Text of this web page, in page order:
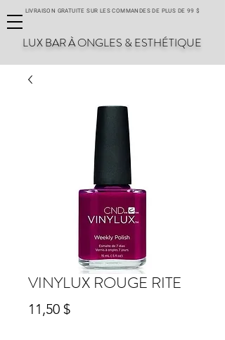
LIVRAISON GRATUITE SUR LES COMMANDES DE PLUS DE 99 $
LUX BAR À ONGLES & ESTHÉTIQUE
VINYLUX ROUGE RITE
11,50 $Prix